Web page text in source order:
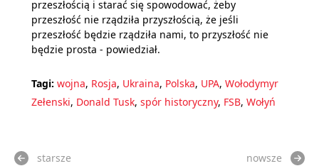
przeszłością i starać się spowodować, żeby
przeszłość nie rządziła przyszłością, że jeśli
przeszłość będzie rządziła nami, to przyszłość nie
będzie prosta - powiedział.
Tagi: wojna, Rosja, Ukraina, Polska, UPA, Wołodymyr
Zełenski, Donald Tusk, spór historyczny, FSB, Wołyń
starsze nowsze